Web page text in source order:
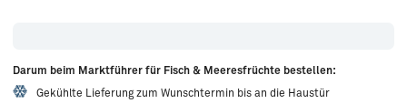
Darum beim Marktführer für Fisch & Meeresfrüchte bestellen:
Gekühlte Lieferung zum Wunschtermin bis an die Haustür